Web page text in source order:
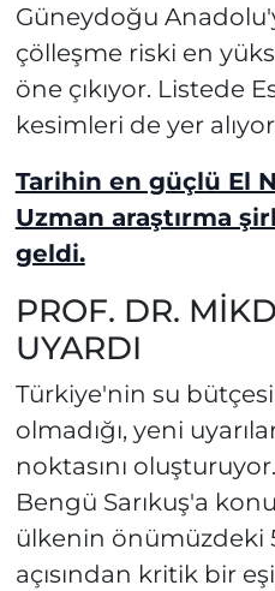
Güneydoğu
çölleşme riski en
öne çıkıyor. Listede
kesimleri de yer
Tarihin en güçlü El
Uzman araştırma
geldi.
PROF. DR.
UYARDI
Türkiye'nin su
olmadığı, yeni
noktasını
Bengü Sarıkuş'a
ülkenin önümüzdeki
açısından kritik bir